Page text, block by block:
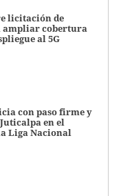
licitación de
ampliar cobertura
al 5G
con paso firme y
en el
Liga Nacional